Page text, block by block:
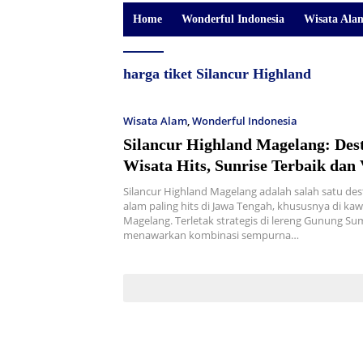
Home Wonderful Indonesia Wisata
harga tiket Silancur Highland
Wisata Alam,Wonderful Indonesia
Silancur Highland Magelang:
Wisata Hits, Sunrise Terbaik dan
Gunung
Silancur Highland Magelang adalah salah satu
alam paling hits di Jawa Tengah, khususnya di
Magelang. Terletak strategis di lereng Gunung
menawarkan kombinasi sempurna…